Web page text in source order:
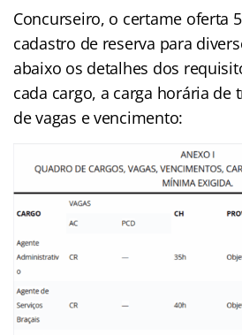
Concurseiro, o certame oferta
cadastro de reserva para
abaixo os detalhes dos
cada cargo, a carga horária de
de vagas e vencimento: